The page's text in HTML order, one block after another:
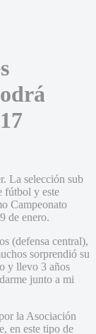
La selección sub
fútbol y este
Campeonato
de enero.
(defensa central),
sorprendió su
y llevo 3 años
junto a mi
la Asociación
en este tipo de